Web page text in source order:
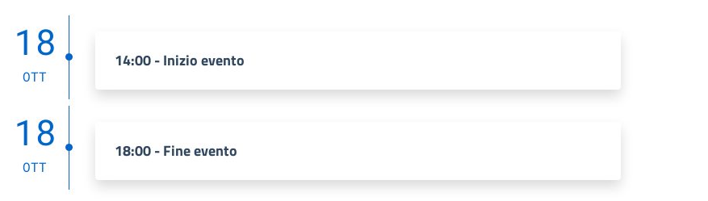
18
OTT
14:00 - Inizio evento
18
OTT
18:00 - Fine evento